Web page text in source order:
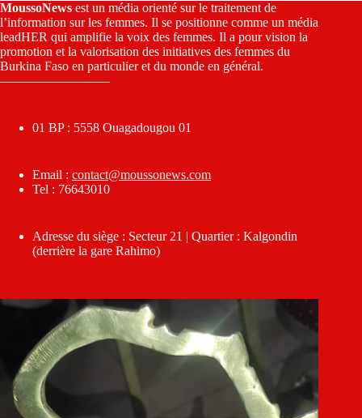
MoussoNews est un média orienté sur le traitement de
l’information sur les femmes. Il se positionne comme un média
leadHER qui amplifie la voix des femmes. Il a pour vision la
promotion et la valorisation des initiatives des femmes du
Burkina Faso en particulier et du monde en général.
————————–
01 BP : 5558 Ouagadougou 01
Email : contact@moussonews.com
Tel : 76643010
Adresse du siège : Secteur 21 | Quartier : Kalgondin
(derrière la gare Rahimo)